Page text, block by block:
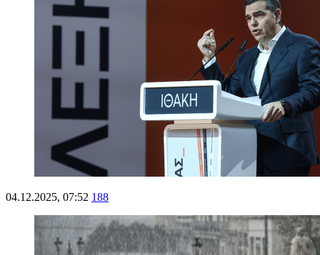
04.12.2025, 07:52 188